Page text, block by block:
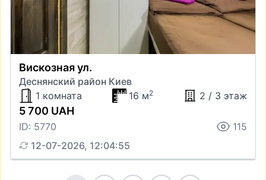
Вискозная ул.
Деснянский район Киев
1 комната
16 м2 2 / 3 этаж
5 700 UAH
ID: 5770
115
12-07-2026, 12:04:55